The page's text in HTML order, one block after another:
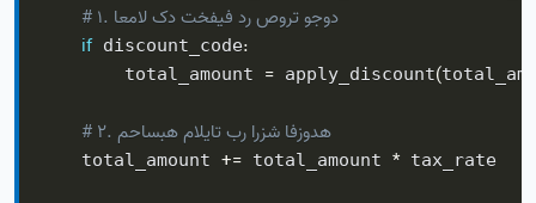
# ۱. اعمال کد تخفیف در صورت وجود
if discount_code:
        total_amount
= apply_discount(
# ۲. محاسبه مالیات بر ارزش افزوده
    total_amount
+= total_amount * tax_rate